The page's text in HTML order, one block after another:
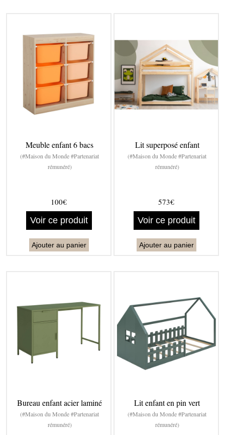
Meuble enfant 6 bacs
(#Maison du Monde #Partenariat
rémunéré)
100€
Voir ce produit
Ajouter au panier
Lit superposé enfant
(#Maison du Monde #Partenariat
rémunéré)
573€
Voir ce produit
Ajouter au panier
Bureau enfant acier laminé
(#Maison du Monde #Partenariat
rémunéré)
Lit enfant en pin vert
(#Maison du Monde #Partenariat
rémunéré)